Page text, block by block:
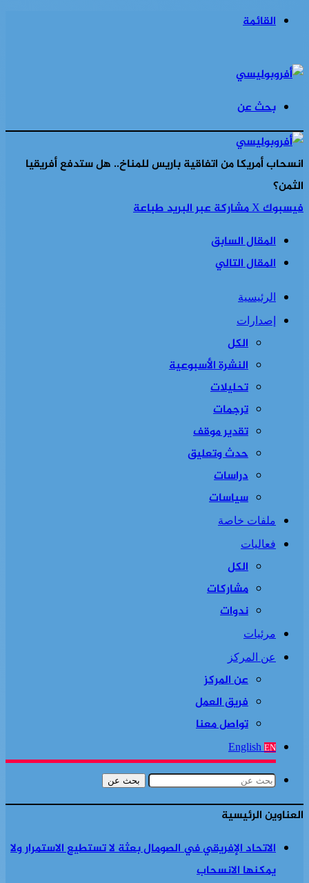
القائمة
بحث عن
انسحاب أمريكا من اتفاقية باريس للمناخ.. هل ستدفع أفريقيا
الثمن؟
فيسبوك‫Xمشاركة عبر البريدطباعة
المقال السابق
المقال التالي
الرئيسية
إصدارات
الكل
النشرة الأسبوعية
تحليلات
ترجمات
تقدير موقف
حدث وتعليق
دراسات
سياسات
ملفات خاصة
فعاليات
الكل
مشاركات
ندوات
مرئيات
عن المركز
عن المركز
فريق العمل
تواصل معنا
English EN
بحث عن
العناوين الرئيسية
الاتحاد الإفريقي في الصومال بعثة لا تستطيع الاستمرار ولا
يمكنها الانسحاب